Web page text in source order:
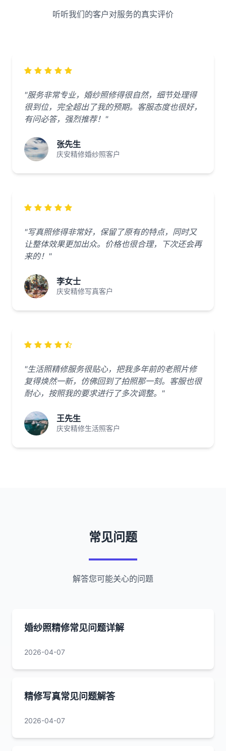
听听我们的客户对服务的真实评价
"服务非常专业，婚纱照修得很自然，细节处理得
很到位，完全超出了我的预期。客服态度也很好，
有问必答，强烈推荐！"
张先生
庆安精修婚纱照客户
"写真照修得非常好，保留了原有的特点，同时又
让整体效果更加出众。价格也很合理，下次还会再
来的！"
李女士
庆安精修写真客户
"生活照精修服务很贴心，把我多年前的老照片修
复得焕然一新，仿佛回到了拍照那一刻。客服也很
耐心，按照我的要求进行了多次调整。"
王先生
庆安精修生活照客户
常见问题
解答您可能关心的问题
婚纱照精修常见问题详解
2026-04-07
精修写真常见问题解答
2026-04-07